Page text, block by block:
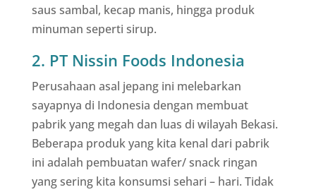
saus sambal, kecap manis, hingga produk
minuman seperti sirup.
2. PT Nissin Foods Indonesia
Perusahaan asal jepang ini melebarkan
sayapnya di Indonesia dengan membuat
pabrik yang megah dan luas di wilayah Bekasi.
Beberapa produk yang kita kenal dari pabrik
ini adalah pembuatan wafer/ snack ringan
yang sering kita konsumsi sehari – hari. Tidak